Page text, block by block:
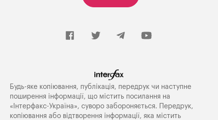
Будь-яке копiювання, публiкацiя, передрук чи наступне
поширення iнформацiї, що мiстить посилання на
«Iнтерфакс-Україна», суворо забороняється. Передрук,
копіювання або відтворення інформації, яка містить